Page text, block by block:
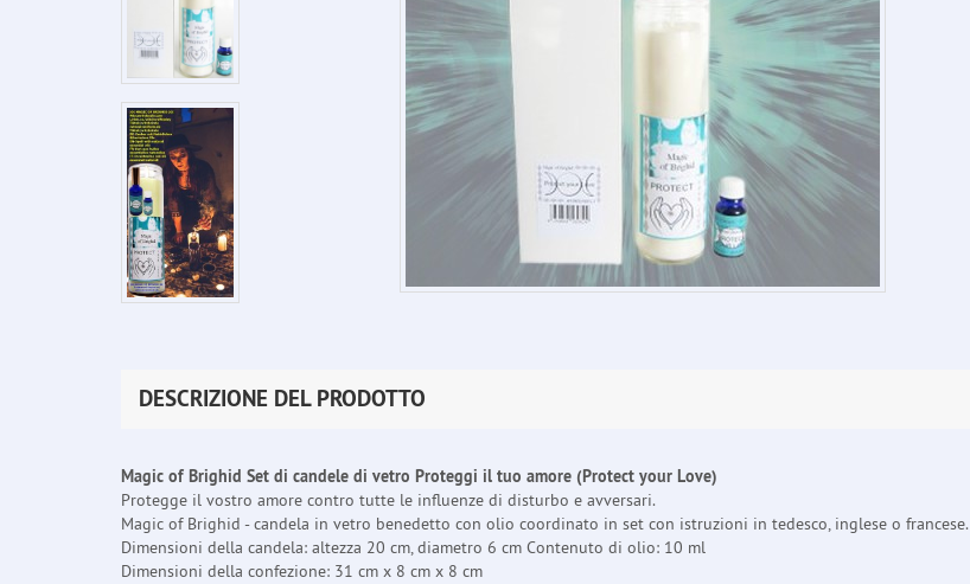
DESCRIZIONE DEL PRODOTTO
Magic of Brighid Set di candele di vetro Proteggi il tuo amore (Protect your Love)
Protegge il vostro amore contro tutte le influenze di disturbo e avversari.
Magic of Brighid - candela in vetro benedetto con olio coordinato in set con istruzioni in tedesco, inglese o francese.
Dimensioni della candela: altezza 20 cm, diametro 6 cm Contenuto di olio: 10 ml
Dimensioni della confezione: 31 cm x 8 cm x 8 cm